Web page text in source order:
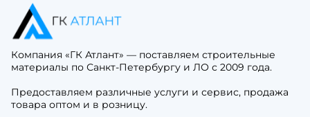
Компания «ГК Атлант» — поставляем строительные
материалы по Санкт-Петербургу и ЛО с 2009 года.
Предоставляем различные услуги и сервис, продажа
товара оптом и в розницу.